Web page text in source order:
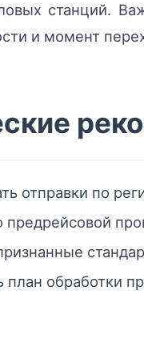
станций.
и момент
отправки по
предрейсовой
план обработки